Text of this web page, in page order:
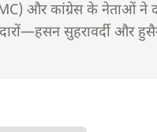
और कांग्रेस के नेताओं ने
सुहरावर्दी और